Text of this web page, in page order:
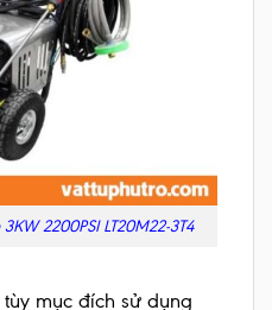
2200PSI LT20M22-3T4
mục đích sử dụng